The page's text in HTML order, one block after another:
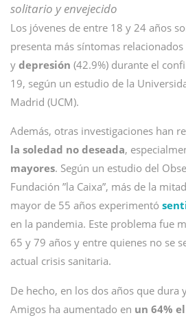
solitario y envejecido
Los jóvenes de entre 18 y 24 años
presenta más síntomas relacionados
y depresión (42.9%) durante el
19, según un estudio de la
Madrid (UCM).
Además, otras investigaciones han
la soledad no deseada,
mayores. Según un estudio del
Fundación ”la Caixa”, más de la
mayor de 55 años experimentó
en la pandemia. Este problema fue
65 y 79 años y entre quienes no se
actual crisis sanitaria.
De hecho, en los dos años que dura
Amigos ha aumentado en un 64%